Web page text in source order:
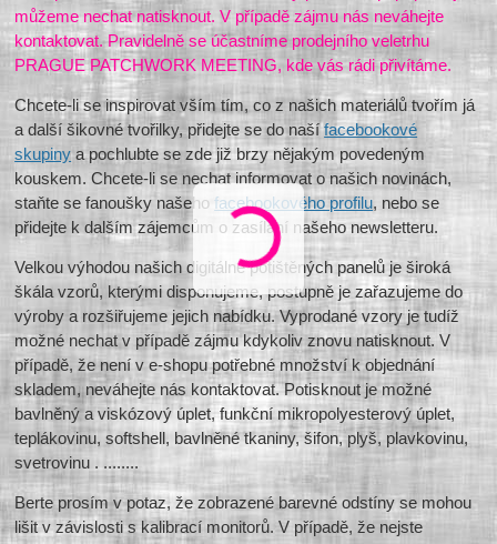
můžeme nechat natisknout. V případě zájmu nás neváhejte
kontaktovat. Pravidelně se účastníme prodejního veletrhu
PRAGUE PATCHWORK MEETING, kde vás rádi přivítáme.
Chcete-li se inspirovat vším tím, co z našich materiálů tvořím já
a další šikovné tvořilky, přidejte se do našífacebookové
skupinya pochlubte se zde již brzy nějakým povedeným
kouskem. Chcete-li se nechat informovat o našich novinách,
staňte se fanoušky našehofacebookového profilu, nebo se
přidejte k dalším zájemcům o zasílání našeho newsletteru.
Velkou výhodou našich digitálně potištěných panelů je široká
škála vzorů, kterými disponujeme, postupně je zařazujeme do
výroby a rozšiřujeme jejich nabídku. Vyprodané vzory je tudíž
možné nechat v případě zájmu kdykoliv znovu natisknout. V
případě, že není v e-shopu potřebné množství k objednání
skladem, neváhejte nás kontaktovat. Potisknout je možné
bavlněný a viskózový úplet, funkční mikropolyesterový úplet,
teplákovinu, softshell, bavlněné tkaniny, šifon, plyš, plavkovinu,
svetrovinu . ........
Berte prosím v potaz, že zobrazené barevné odstíny se mohou
lišit v závislosti s kalibrací monitorů. V případě, že nejste